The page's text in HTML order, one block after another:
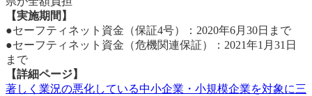
【実施期間】
●セーフティネット資金（保証4号）：2020年6月30日まで
●セーフティネット資金（危機関連保証）：2021年1月31日
まで
【詳細ページ】
著しく業況の悪化している中小企業・小規模企業を対象に三